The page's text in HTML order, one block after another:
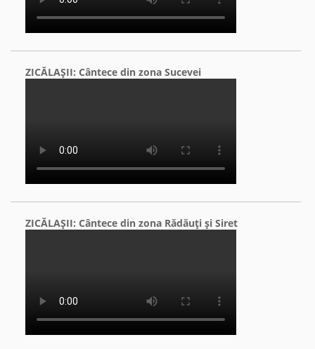
ZICĂLAŞII: Cântece din zona Sucevei
ZICĂLAŞII: Cântece din zona Rădăuţi şi Siret